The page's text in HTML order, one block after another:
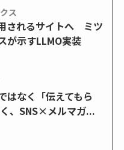
ス
されるサイトへ ミツ
が示すLLMO実装
はなく「伝えてもら
、SNS×メルマガ...